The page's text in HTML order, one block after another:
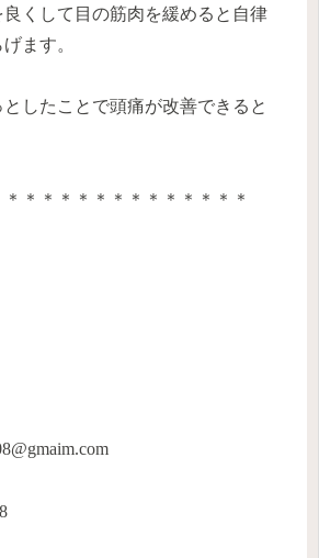
くして目の筋肉を緩めると自律
ます。
したことで頭痛が改善できると
＊＊＊＊＊＊＊＊＊＊＊＊＊